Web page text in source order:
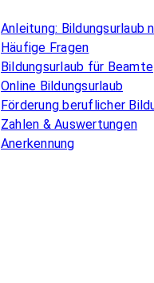
Anleitung: Bildungsurlaub
Häufige Fragen
Bildungsurlaub für Beamte
Online Bildungsurlaub
Förderung beruflicher
Zahlen & Auswertungen
Anerkennung